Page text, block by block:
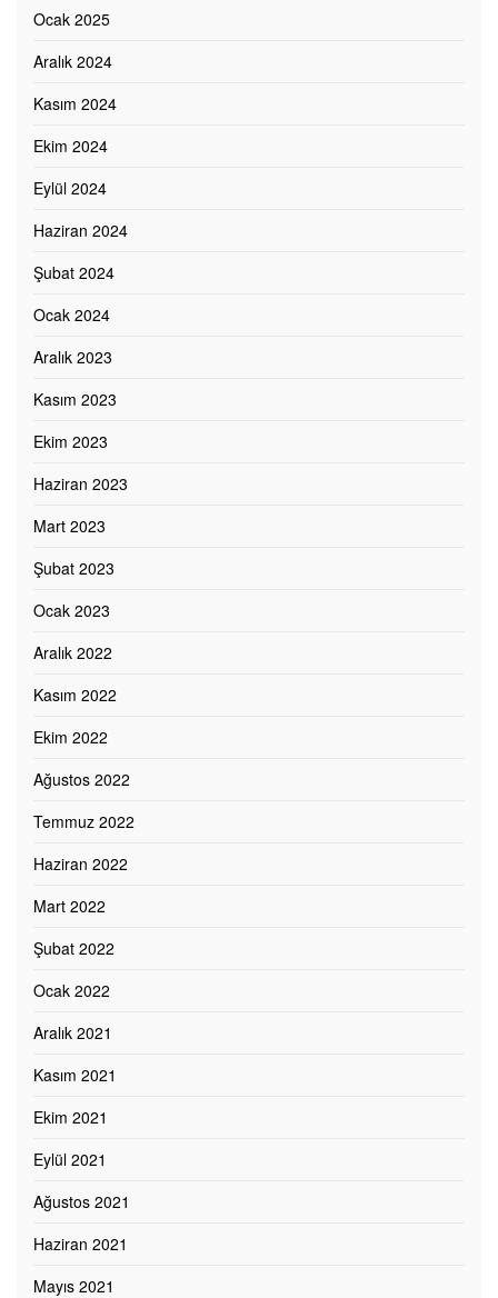
Ocak 2025
Aralık 2024
Kasım 2024
Ekim 2024
Eylül 2024
Haziran 2024
Şubat 2024
Ocak 2024
Aralık 2023
Kasım 2023
Ekim 2023
Haziran 2023
Mart 2023
Şubat 2023
Ocak 2023
Aralık 2022
Kasım 2022
Ekim 2022
Ağustos 2022
Temmuz 2022
Haziran 2022
Mart 2022
Şubat 2022
Ocak 2022
Aralık 2021
Kasım 2021
Ekim 2021
Eylül 2021
Ağustos 2021
Haziran 2021
Mayıs 2021